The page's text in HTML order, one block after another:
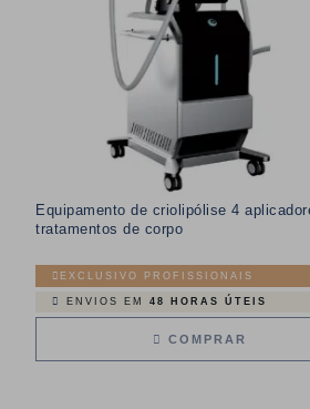
Equipamento de criolipólise 4
tratamentos de corpo
EXCLUSIVO PROFISSIONAIS
ENVIOS EM 48 HORAS ÚTEIS
COMPRAR